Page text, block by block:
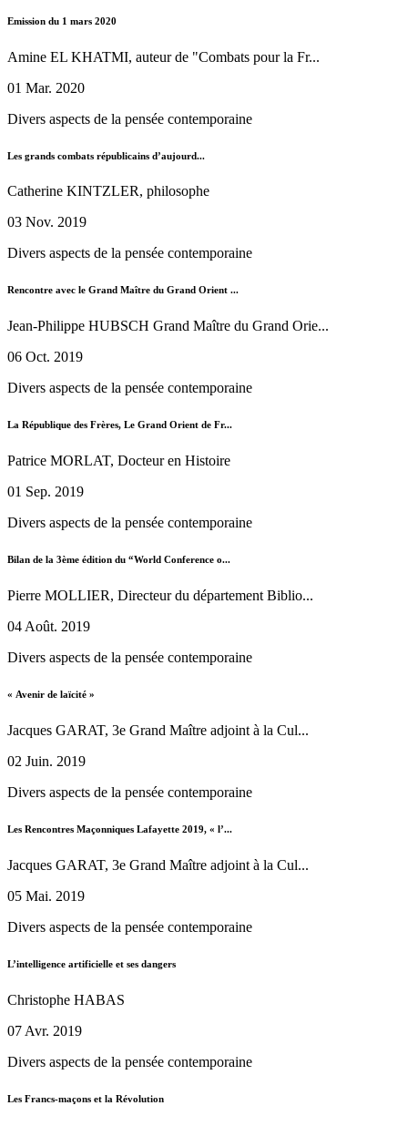
Emission du 1 mars 2020
Amine EL KHATMI, auteur de "Combats pour la Fr...
01 Mar. 2020
Divers aspects de la pensée contemporaine
Les grands combats républicains d’aujourd...
Catherine KINTZLER, philosophe
03 Nov. 2019
Divers aspects de la pensée contemporaine
Rencontre avec le Grand Maître du Grand Orient ...
Jean-Philippe HUBSCH Grand Maître du Grand Orie...
06 Oct. 2019
Divers aspects de la pensée contemporaine
La République des Frères, Le Grand Orient de Fr...
Patrice MORLAT, Docteur en Histoire
01 Sep. 2019
Divers aspects de la pensée contemporaine
Bilan de la 3ème édition du “World Conference o...
Pierre MOLLIER, Directeur du département Biblio...
04 Août. 2019
Divers aspects de la pensée contemporaine
« Avenir de laïcité »
Jacques GARAT, 3e Grand Maître adjoint à la Cul...
02 Juin. 2019
Divers aspects de la pensée contemporaine
Les Rencontres Maçonniques Lafayette 2019, « l’...
Jacques GARAT, 3e Grand Maître adjoint à la Cul...
05 Mai. 2019
Divers aspects de la pensée contemporaine
L’intelligence artificielle et ses dangers
Christophe HABAS
07 Avr. 2019
Divers aspects de la pensée contemporaine
Les Francs-maçons et la Révolution